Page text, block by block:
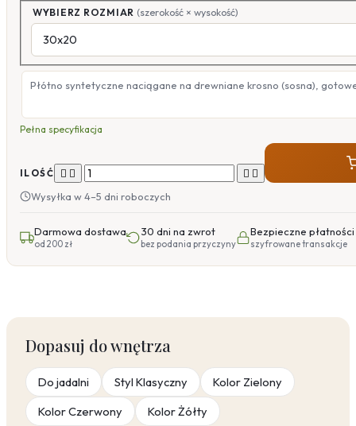
WYBIERZ ROZMIAR (szerokość × wysokość)
Płótno syntetyczne naciągane na drewniane krosno (sosna),
Pełna specyfikacja
ILOŚĆ    
Wysyłka w 4–5 dni roboczych
Darmowa dostawa
od 200 zł
30 dni na zwrot
bez podania przyczyny
Bezpieczne płatności
szyfrowane transakcje
Dopasuj do wnętrza
Do jadalni Styl Klasyczny
Kolor Zielony
Kolor Czerwony
Kolor Żółty